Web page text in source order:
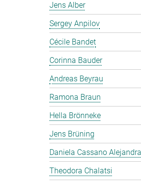
Jens Alber
Sergey Anpilov
Cécile Bandet
Corinna Bauder
Andreas Beyrau
Ramona Braun
Hella Brönneke
Jens Brüning
Daniela Cassano Alejandra
Theodora Chalatsi